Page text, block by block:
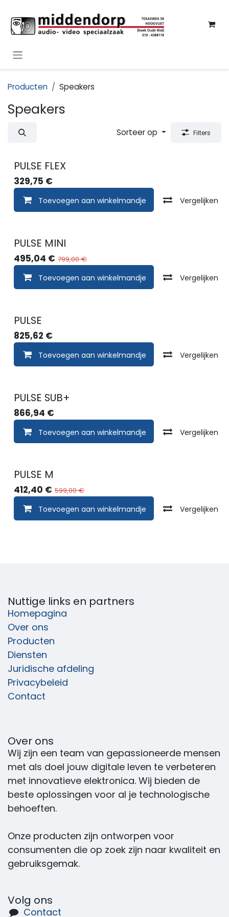
Producten Speakers
Speakers
Sorteer op Filters
PULSE FLEX
329,75 €
Toevoegen aan winkelmandje Vergelijken
PULSE MINI
495,04 € 799,00€
Toevoegen aan winkelmandje Vergelijken
PULSE
825,62 €
Toevoegen aan winkelmandje Vergelijken
PULSE SUB+
866,94 €
Toevoegen aan winkelmandje Vergelijken
PULSE M
412,40 € 599,00€
Toevoegen aan winkelmandje Vergelijken
Nuttige links en partners
Homepagina
Over ons
Producten
Diensten
Juridische afdeling
Privacybeleid
Contact
Over ons
Wij zijn een team van gepassioneerde mensen
met als doel jouw digitale leven te verbeteren
met innovatieve elektronica. Wij bieden de
beste oplossingen voor al je technologische
behoeften.
Onze producten zijn ontworpen voor
consumenten die op zoek zijn naar kwaliteit en
gebruiksgemak.
Volg ons
Contact